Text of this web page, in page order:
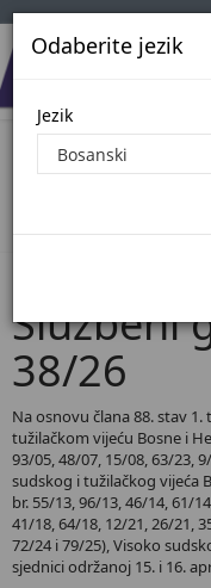
Odaberite jezik
Jezik
Pregled
Službeni
38/26
Na osnovu člana 88. stav
tužilačkom vijeću Bosne i
93/05, 48/07, 15/08, 63/23,
sudskog i tužilačkog vijeća
br. 55/13, 96/13, 46/14, 61/
41/18, 64/18, 12/21, 26/21,
72/24 i 79/25), Visoko
sjednici održanoj 15. i 16.